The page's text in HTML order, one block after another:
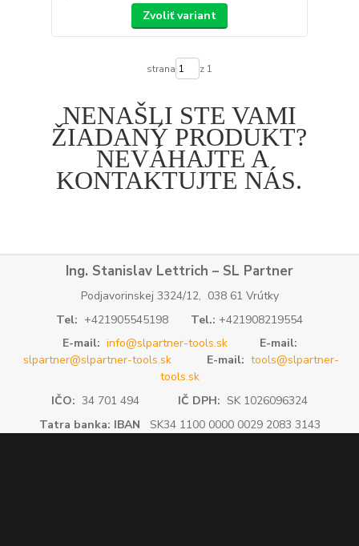
Zvoliť variant
strana z 1
NENAŠLI STE VAMI
ŽIADANÝ PRODUKT?
NEVÁHAJTE A
KONTAKTUJTE NÁS.
Ing. Stanislav Lettrich – SL Partner
Podjavorinskej 3324/12, 038 61 Vrútky
Tel: +421905545198 Tel.: +421908219554
E-mail: info@slpartner-tools.sk
E-mail:
slpartner@slpartner-tools.sk
E-mail: tools@slpartner-
tools.sk
IČO: 34 701 494 IČ DPH: SK 1026096324
Tatra banka: IBAN SK34 1100 0000 0029 2083 3143